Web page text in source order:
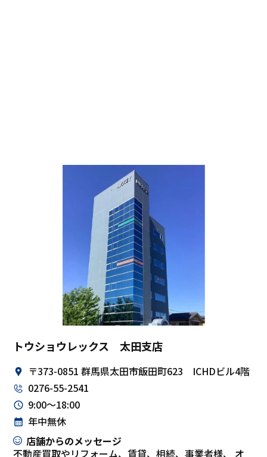
トウショウレックス 太田支店
〒373-0851 群馬県太田市飯田町623 ICHDビル4階
0276-55-2541
9:00～18:00
年中無休
店舗からのメッセージ
不動産買取やリフォーム、賃貸、相続、事業者様、 オ